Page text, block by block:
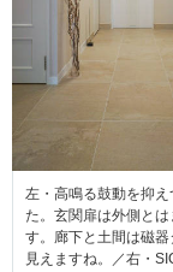
左・高鳴る鼓動を抑
た。玄関扉は外側と
す。廊下と土間は磁
見えますね。／右・